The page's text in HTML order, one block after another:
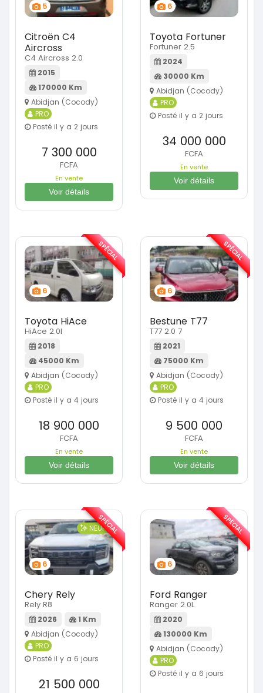
5
Citroën C4
Aircross
C4 Aircross 2.0
2015
170000 Km
Abidjan (Cocody)
PRO
Posté il y a 2 jours
7 300 000
FCFA
En vente
Voir détails
6
Toyota Fortuner
Fortuner 2.5
2024
30000 Km
Abidjan (Cocody)
PRO
Posté il y a 2 jours
34 000 000
FCFA
En vente
Voir détails
6
Toyota HiAce
HiAce 2.0l
2018
45000 Km
Abidjan (Cocody)
PRO
Posté il y a 4 jours
18 900 000
FCFA
En vente
Voir détails
SPÉCIAL
6
Bestune T77
T77 2.0 7
2021
75000 Km
Abidjan (Cocody)
PRO
Posté il y a 4 jours
9 500 000
FCFA
En vente
Voir détails
SPÉCIAL
6
NEUF
Chery Rely
Rely R8
2026
1 Km
Abidjan (Cocody)
PRO
Posté il y a 6 jours
21 500 000
SPÉCIAL
6
Ford Ranger
Ranger 2.0L
2020
130000 Km
Abidjan (Cocody)
PRO
Posté il y a 6 jours
SPÉCIAL